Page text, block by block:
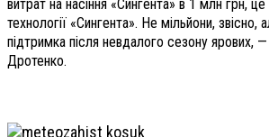
витрат на насіння «Сингента» в 1 млн грн,
технології «Сингента». Не мільйони, звісно,
підтримка після невдалого сезону ярових,
Дротенко.